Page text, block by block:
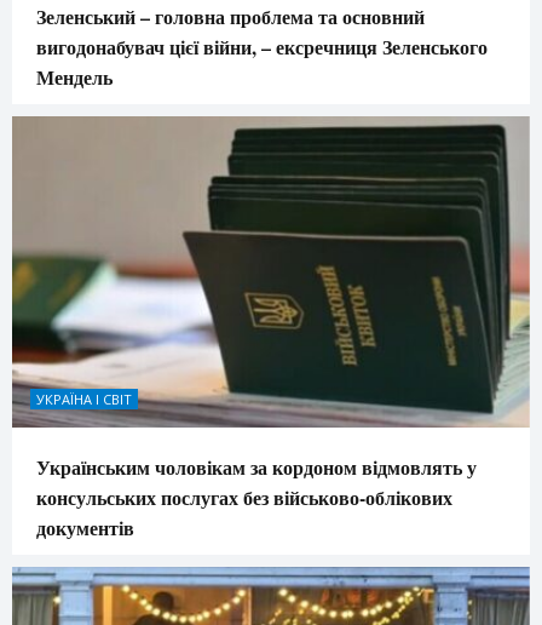
Зеленський – головна проблема та основний
вигодонабувач цієї війни, – ексречниця Зеленського
Мендель
УКРАЇНА І СВІТ
Українським чоловікам за кордоном відмовлять у
консульських послугах без військово-облікових
документів